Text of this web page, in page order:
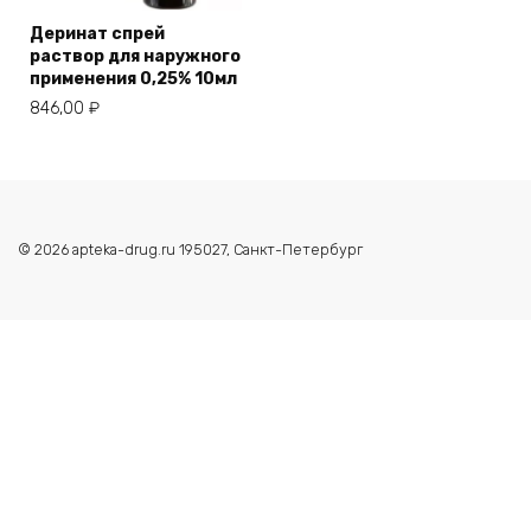
Деринат спрей
раствор для наружного
применения 0,25% 10мл
846,00 ₽
© 2026 apteka-drug.ru 195027, Санкт-Петербург